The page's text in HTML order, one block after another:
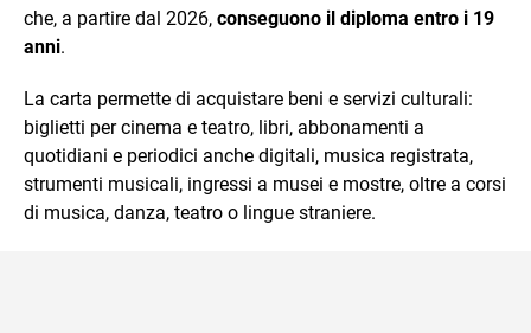
che, a partire dal 2026, conseguono il diploma entro i 19
anni.
La carta permette di acquistare beni e servizi culturali:
biglietti per cinema e teatro, libri, abbonamenti a
quotidiani e periodici anche digitali, musica registrata,
strumenti musicali, ingressi a musei e mostre, oltre a corsi
di musica, danza, teatro o lingue straniere.